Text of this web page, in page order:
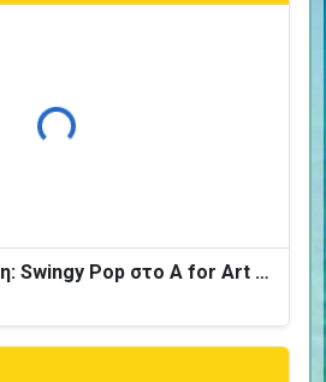
Φόρτωση...
Ζωντανή εμφάνιση: Swingy Pop στο A for Art Design Hotel